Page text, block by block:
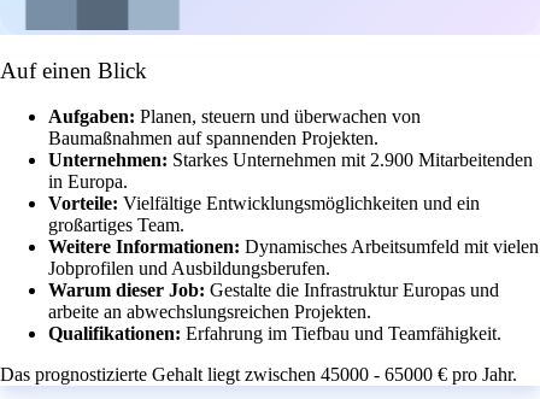
Auf einen Blick
Aufgaben: Planen, steuern und überwachen von
Baumaßnahmen auf spannenden Projekten.
Unternehmen: Starkes Unternehmen mit 2.900 Mitarbeitenden
in Europa.
Vorteile: Vielfältige Entwicklungsmöglichkeiten und ein
großartiges Team.
Weitere Informationen: Dynamisches Arbeitsumfeld mit vielen
Jobprofilen und Ausbildungsberufen.
Warum dieser Job: Gestalte die Infrastruktur Europas und
arbeite an abwechslungsreichen Projekten.
Qualifikationen: Erfahrung im Tiefbau und Teamfähigkeit.
Das prognostizierte Gehalt liegt zwischen 45000 - 65000 € pro Jahr.